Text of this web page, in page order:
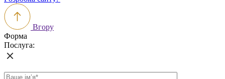
Вгору
Форма
Послуга: